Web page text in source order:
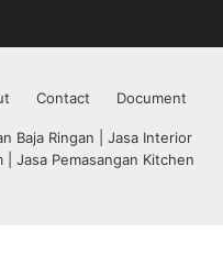
Contact Document
Baja Ringan | Jasa Interior
| Jasa Pemasangan Kitchen